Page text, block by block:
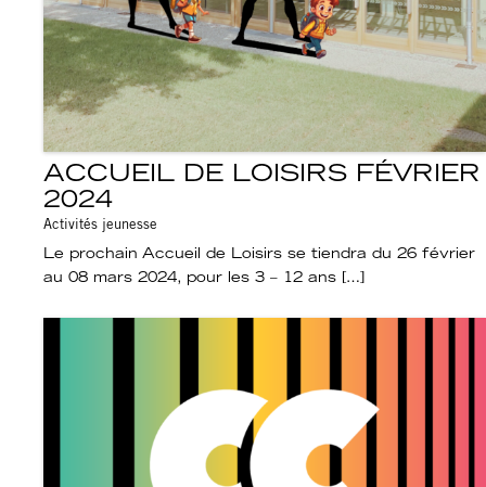
ACCUEIL DE LOISIRS FÉVRIER
2024
Activités jeunesse
Le prochain Accueil de Loisirs se tiendra du 26 février
au 08 mars 2024, pour les 3 – 12 ans […]